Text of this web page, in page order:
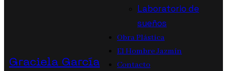
Graciela García
Laboratorio de
sueños
Obra Plástica
El Hombre Jazmín
Contacto